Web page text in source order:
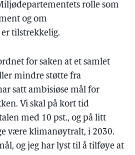
rolle som
og om
tilstrekkelig.
for saken at et samlet
mindre støtte fra
satt ambisiøse mål for
Vi skal på kort tid
med 10 pst., og på litt
være klimanøytralt, i 2030.
og jeg har lyst til å tilføye at